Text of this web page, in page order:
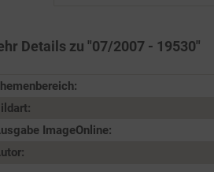
Details zu "07/2007 - 19530"
ImageOnline:
Service